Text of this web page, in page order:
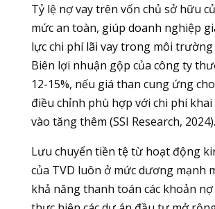
Tỷ lệ nợ vay trên vốn chủ sở hữu
mức an toàn, giúp doanh nghiệp
lực chi phí lãi vay trong môi trường
Biên lợi nhuận gộp của công ty
12-15%, nếu giá than cung ứng
điều chỉnh phù hợp với chi phí khai
vào tăng thêm (SSI Research, 2024).
Lưu chuyển tiền tệ từ hoạt động
của TVD luôn ở mức dương mạnh
khả năng thanh toán các khoản